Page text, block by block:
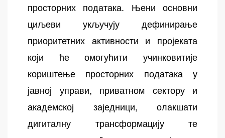
просторних података. Њени основни
циљеви укључују дефинирање
приоритетних активности и пројеката
који ће омогућити учинковитије
кориштење просторних података у
јавној управи, приватном сектору и
академској заједници, олакшати
дигиталну трансформацију те